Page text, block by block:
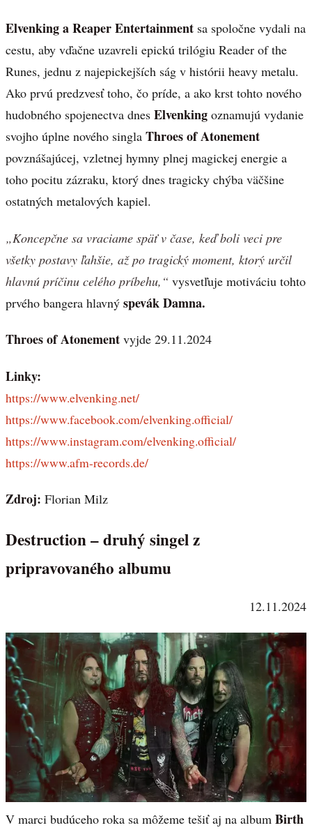
Elvenking a Reaper Entertainment sa spoločne vydali na
cestu, aby vďačne uzavreli epickú trilógiu Reader of the
Runes, jednu z najepickejších ság v histórii heavy metalu.
Ako prvú predzvesť toho, čo príde, a ako krst tohto nového
hudobného spojenectva dnes Elvenking oznamujú vydanie
svojho úplne nového singla Throes of Atonement
povznášajúcej, vzletnej hymny plnej magickej energie a
toho pocitu zázraku, ktorý dnes tragicky chýba väčšine
ostatných metalových kapiel.
„Koncepčne sa vraciame späť v čase, keď boli veci pre
všetky postavy ľahšie, až po tragický moment, ktorý určil
hlavnú príčinu celého príbehu,“ vysvetľuje motiváciu tohto
prvého bangera hlavný spevák Damna.
Throes of Atonement vyjde 29.11.2024
Linky:
https://www.elvenking.net/
https://www.facebook.com/elvenking.official/
https://www.instagram.com/elvenking.official/
https://www.afm-records.de/
Zdroj: Florian Milz
Destruction – druhý singel z
pripravovaného albumu
12.11.2024
V marci budúceho roka sa môžeme tešiť aj na album Birth